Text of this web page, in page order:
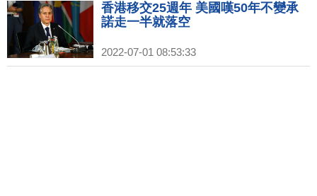
香港移交25週年 美國嘆50年不變承
諾走一半就落空
2022-07-01 08:53:33